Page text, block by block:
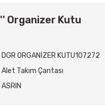
Organizer Kutu
DGR ORGANİZER KUTU107272
Alet Takım Çantası
ASRIN